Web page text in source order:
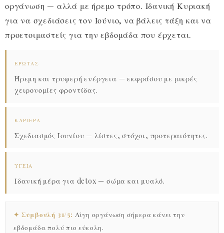
οργάνωση — αλλά με ήρεμο τρόπο. Ιδανική Κυριακή
για να σχεδιάσεις τον Ιούνιο, να βάλεις τάξη και να
προετοιμαστείς για την εβδομάδα που έρχεται.
ΈΡΩΤΑΣ
Ήρεμη και τρυφερή ενέργεια — εκφράσου με μικρές
χειρονομίες φροντίδας.
ΚΑΡΙΈΡΑ
Σχεδιασμός Ιουνίου — λίστες, στόχοι, προτεραιότητες.
ΥΓΕΊΑ
Ιδανική μέρα για detox — σώμα και μυαλό.
✦ Συμβουλή 31/5: Λίγη οργάνωση σήμερα κάνει την
εβδομάδα πολύ πιο εύκολη.